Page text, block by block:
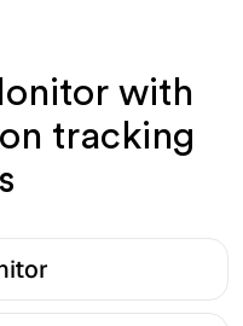
with
tracking